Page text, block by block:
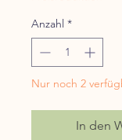
Anzahl *
Nur noch 2
In den